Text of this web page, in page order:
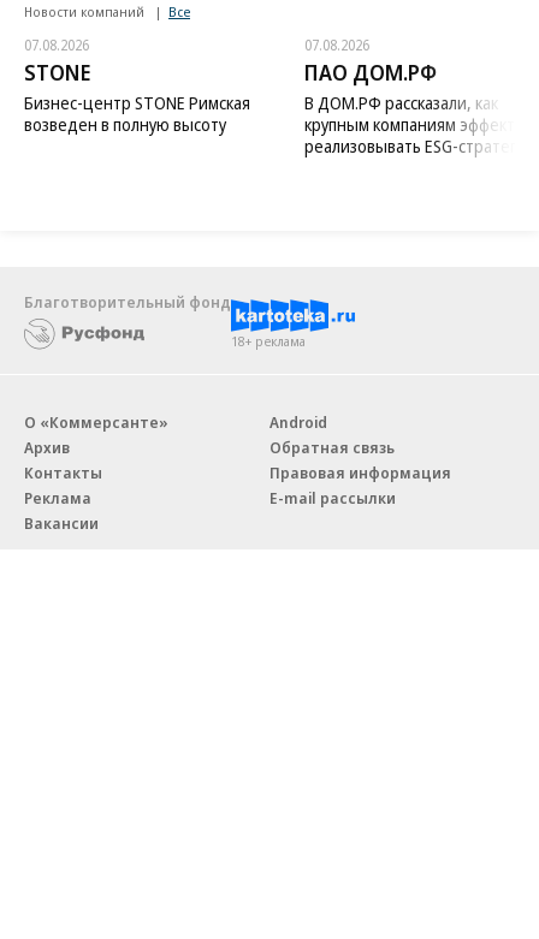
Новости компаний Все
07.08.2026
STONE
Бизнес-центр STONE Римская
возведен в полную высоту
07.08.2026
ПАО ДОМ.РФ
В ДОМ.РФ рассказали, как
крупным компаниям
реализовывать ESG-стратегию
Благотворительный фонд
18+ реклама
О «Коммерсанте»
Архив
Контакты
Реклама
Вакансии
Android
Обратная связь
Правовая информация
E-mail рассылки